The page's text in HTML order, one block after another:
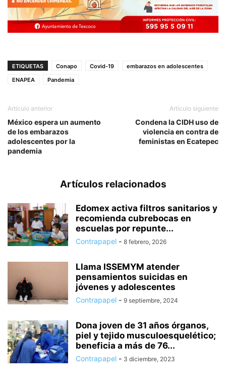
ETIQUETAS Conapo Covid-19
embarazos en adolescentes
ENAPEA
Pandemia
Artículo anterior
México espera un aumento
de los embarazos
adolescentes por la
pandemia
Artículo siguiente
Condena la CIDH uso de
violencia en contra de
feministas en Ecatepec
Artículos relacionados
Edomex activa filtros sanitarios y
recomienda cubrebocas en
escuelas por repunte...
Contrapapel - 8 febrero, 2026
Llama ISSEMYM atender
pensamientos suicidas en
jóvenes y adolescentes
Contrapapel - 9 septiembre, 2024
Dona joven de 31 años órganos,
piel y tejido musculoesquelético;
beneficia a más de 76...
Contrapapel - 3 diciembre, 2023